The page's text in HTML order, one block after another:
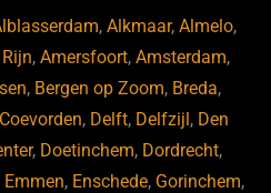
,Alkmaar,Almelo,
,Amersfoort,Amsterdam,
, Bergen op Zoom, Breda,
Coevorden, Delft, Delfzijl, Den
, Doetinchem, Dordrecht,
Emmen, Enschede, Gorinchem,